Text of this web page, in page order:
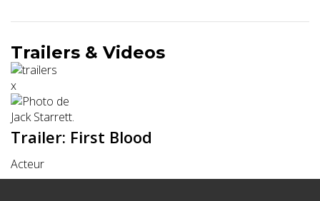
Trailers & Videos
x
Trailer: First Blood
Acteur